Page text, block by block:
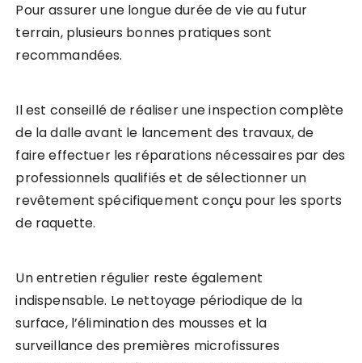
Pour assurer une longue durée de vie au futur
terrain, plusieurs bonnes pratiques sont
recommandées.
Il est conseillé de réaliser une inspection complète
de la dalle avant le lancement des travaux, de
faire effectuer les réparations nécessaires par des
professionnels qualifiés et de sélectionner un
revêtement spécifiquement conçu pour les sports
de raquette.
Un entretien régulier reste également
indispensable. Le nettoyage périodique de la
surface, l’élimination des mousses et la
surveillance des premières microfissures